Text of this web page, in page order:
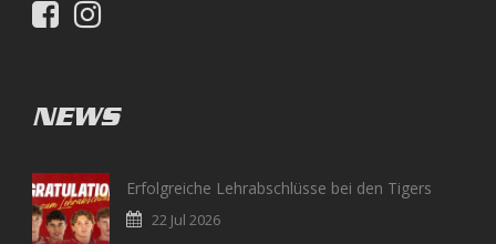
NEWS
Erfolgreiche Lehrabschlüsse bei den Tigers
22 Jul 2026